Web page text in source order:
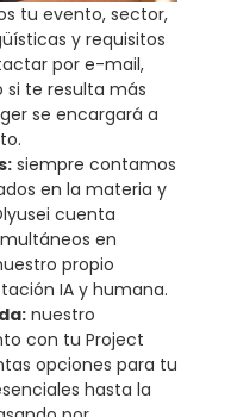
tu evento, sector,
y requisitos
por e-mail,
te resulta más
se encargará a
siempre contamos
en la materia y
cuenta
en
propio
IA y humana.
nuestro
con tu Project
opciones para tu
hasta la